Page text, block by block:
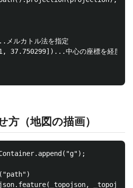
ルカトル法を指定
中心の座標を経度緯度
方（地図の描画）